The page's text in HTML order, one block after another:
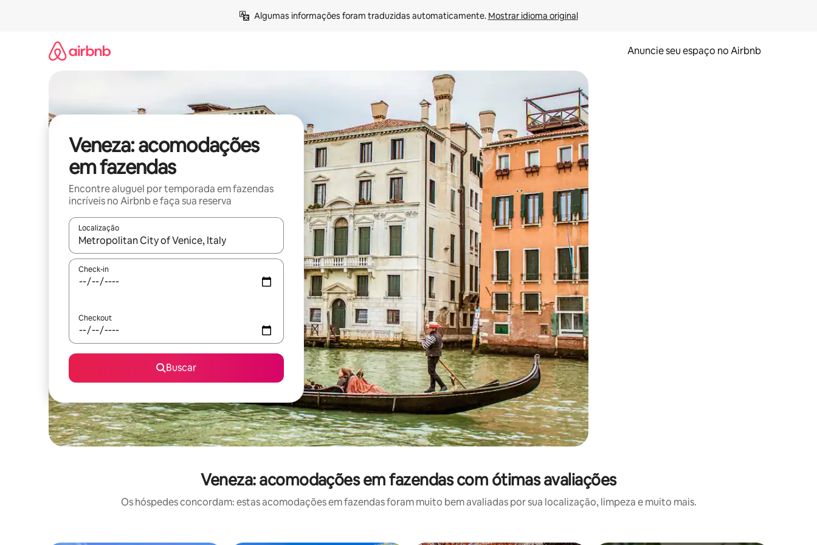
Algumas informações foram traduzidas automaticamente. Mostrar idioma original
Anuncie seu espaço no Airbnb
Veneza: acomodações
em fazendas
Encontre aluguel por temporada em fazendas
incríveis no Airbnb e faça sua reserva
Localização
Quando os resultados estiverem disponíveis, explore-os usando as seta para cima e para baixo do teclado ou tocando e deslizando o dedo na tela.
Check-in
Checkout
Buscar
Veneza: acomodações em fazendas com ótimas avaliações
Os hóspedes concordam: estas acomodações em fazendas foram muito bem avaliadas por sua localização, limpeza e muito mais.